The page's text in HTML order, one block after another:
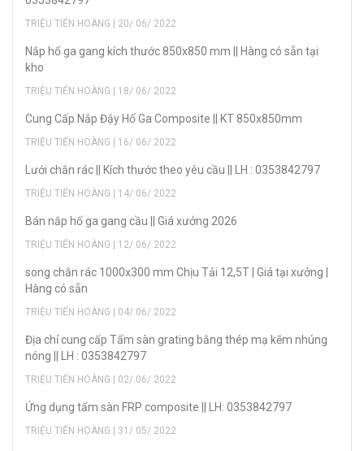
TRIỆU TIẾN HOÀNG | 20/ 06/ 2022
Nắp hố ga gang kích thước 850x850 mm || Hàng có sẵn tại
kho
TRIỆU TIẾN HOÀNG | 18/ 06/ 2022
Cung Cấp Nắp Đậy Hố Ga Composite || KT 850x850mm
TRIỆU TIẾN HOÀNG | 16/ 06/ 2022
Lưới chắn rác || Kích thước theo yêu cầu || LH : 0353842797
TRIỆU TIẾN HOÀNG | 14/ 06/ 2022
Bán nắp hố ga gang cầu || Giá xưởng 2026
TRIỆU TIẾN HOÀNG | 12/ 06/ 2022
song chắn rác 1000x300 mm Chịu Tải 12,5T | Giá tại xưởng |
Hàng có sẵn
TRIỆU TIẾN HOÀNG | 04/ 06/ 2022
Địa chỉ cung cấp Tấm sàn grating bằng thép mạ kẽm nhúng
nóng || LH : 0353842797
TRIỆU TIẾN HOÀNG | 02/ 06/ 2022
Ứng dụng tấm sàn FRP composite || LH: 0353842797
TRIỆU TIẾN HOÀNG | 31/ 05/ 2022